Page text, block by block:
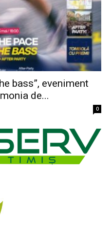
bass”, eveniment
de...
0